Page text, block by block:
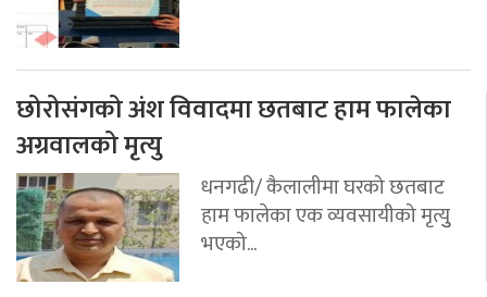
छोरोसंगको अंश विवादमा छतबाट हाम फालेका
अग्रवालको मृत्यु
धनगढी/ कैलालीमा घरको छतबाट
हाम फालेका एक व्यवसायीको मृत्युु
भएको...